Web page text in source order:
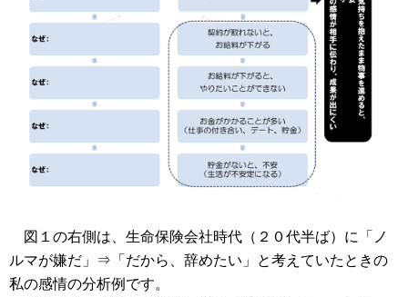
図１の右側は、生命保険会社時代（２０代半ば）に「ノ
ルマが嫌だ」⇒「だから、辞めたい」と考えていたときの
私の感情の分析例です。